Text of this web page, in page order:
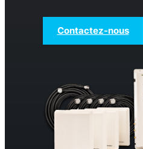
Contactez-nous